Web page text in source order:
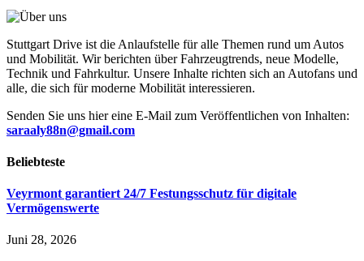
Stuttgart Drive ist die Anlaufstelle für alle Themen rund um Autos
und Mobilität. Wir berichten über Fahrzeugtrends, neue Modelle,
Technik und Fahrkultur. Unsere Inhalte richten sich an Autofans und
alle, die sich für moderne Mobilität interessieren.
Senden Sie uns hier eine E-Mail zum Veröffentlichen von Inhalten:
saraaly88n@gmail.com
Beliebteste
Veyrmont garantiert 24/7 Festungsschutz für digitale
Vermögenswerte
Juni 28, 2026